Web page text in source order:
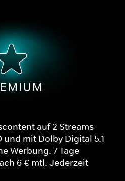
auf 2 Streams
mit Dolby Digital 5.1
Werbung. 7 Tage
6 € mtl. Jederzeit